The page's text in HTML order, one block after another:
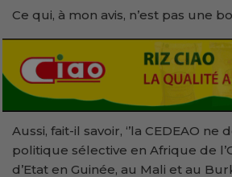
Ce qui, à mon avis, n’est pas une
Aussi, fait-il savoir, ‘’la CEDEAO ne
politique sélective en Afrique de
d’Etat en Guinée, au Mali et au